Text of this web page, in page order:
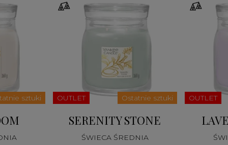
sztuki OUTLET Ostatnie sztuki
SERENITY STONE
ŚWIECA ŚREDNIA
OUTLET